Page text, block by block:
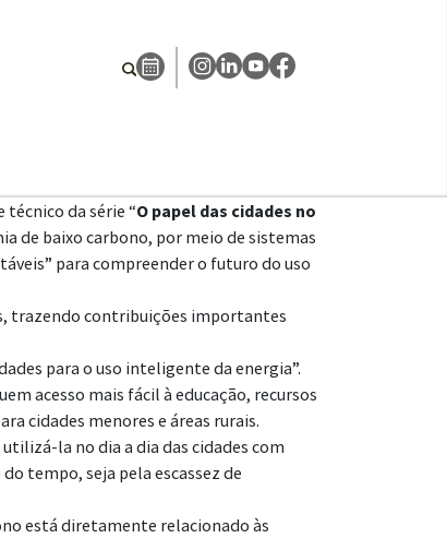
da série “O papel das cidades no
de baixo carbono, por meio de sistemas
para compreender o futuro do uso
trazendo contribuições importantes
para o uso inteligente da energia”.
acesso mais fácil à educação, recursos
cidades menores e áreas rurais.
la no dia a dia das cidades com
tempo, seja pela escassez de
está diretamente relacionado às